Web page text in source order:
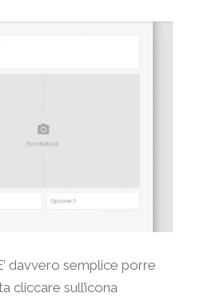
davvero semplice porre
cliccare sull’icona